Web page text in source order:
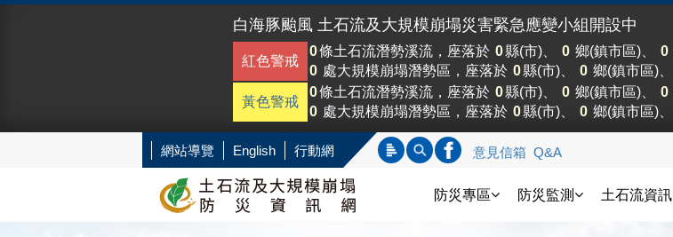
白海豚颱風 土石流及大規模崩塌災害緊急應變小組開設中
紅色警戒
0條土石流潛勢溪流，座落於 0縣(市)、 0 鄉(鎮市區)、 0
0 處大規模崩塌潛勢區，座落於 0縣(市)、 0 鄉(鎮市區)、
黃色警戒
0條土石流潛勢溪流，座落於 0縣(市)、 0 鄉(鎮市區)、 0
0 處大規模崩塌潛勢區，座落於 0縣(市)、 0 鄉(鎮市區)、
網站導覽 English 行動網 標題查詢內文查詢連結FB
意見信箱 Q&A
防災專區
防災監測 土石流資訊